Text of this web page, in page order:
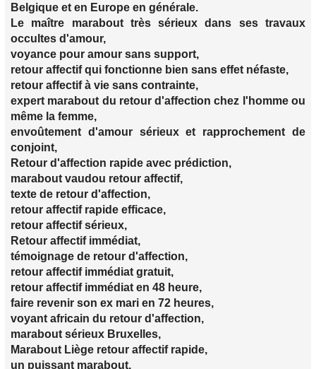
Belgique et en Europe en générale.
Le maître marabout très sérieux dans ses travaux
occultes d'amour,
voyance pour amour sans support,
retour affectif qui fonctionne bien sans effet néfaste,
retour affectif à vie sans contrainte,
expert marabout du retour d'affection chez l'homme ou
même la femme,
envoûtement d'amour sérieux et rapprochement de
conjoint,
Retour d'affection rapide avec prédiction,
marabout vaudou retour affectif,
texte de retour d'affection,
retour affectif rapide efficace,
retour affectif sérieux,
Retour affectif immédiat,
témoignage de retour d'affection,
retour affectif immédiat gratuit,
retour affectif immédiat en 48 heure,
faire revenir son ex mari en 72 heures,
voyant africain du retour d'affection,
marabout sérieux Bruxelles,
Marabout Liège retour affectif rapide,
un puissant marabout,